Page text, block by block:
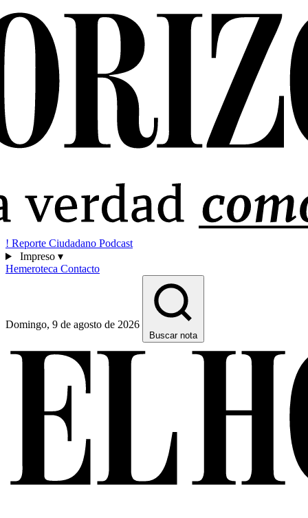
! Reporte Ciudadano Podcast
Impreso ▾
Hemeroteca Contacto
Domingo, 9 de agosto de 2026
Buscar nota